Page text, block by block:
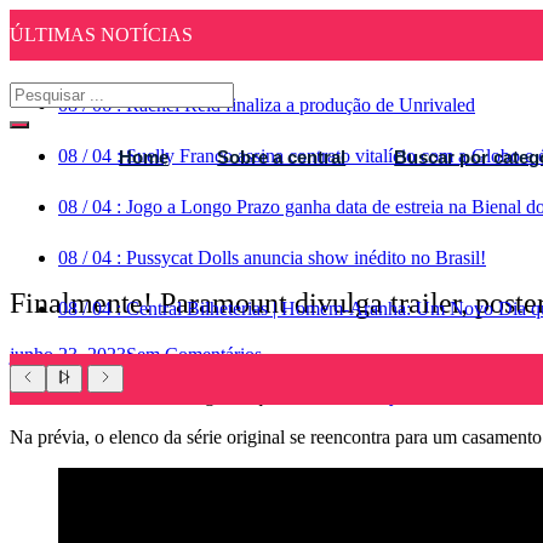
ÚLTIMAS NOTÍCIAS
08 / 06 : Rachel Reid finaliza a produção de Unrivaled
08 / 04 : Suelly Franco assina contrato vitalício com a Globo e
08 / 04 : Jogo a Longo Prazo ganha data de estreia na Bienal
08 / 04 : Pussycat Dolls anuncia show inédito no Brasil!
08 / 04 : Central Bilheterias | Homem-Aranha: Um Novo Dia
Home Sobre a central Buscar por
Finalmente! Paramount divulga trailer,
junho 23, 2023Sem Comentários
AParamount Plus
Na prévia, o elenco da série original se reencontra para um